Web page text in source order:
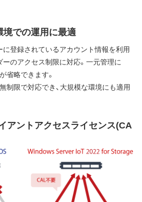
での運用に最適
登録されているアカウント情報を利用
のアクセス制限に対応。一元管理に
省略できます。
制限で対応でき、大規模な環境にも適用
アントアクセスライセンス(CA